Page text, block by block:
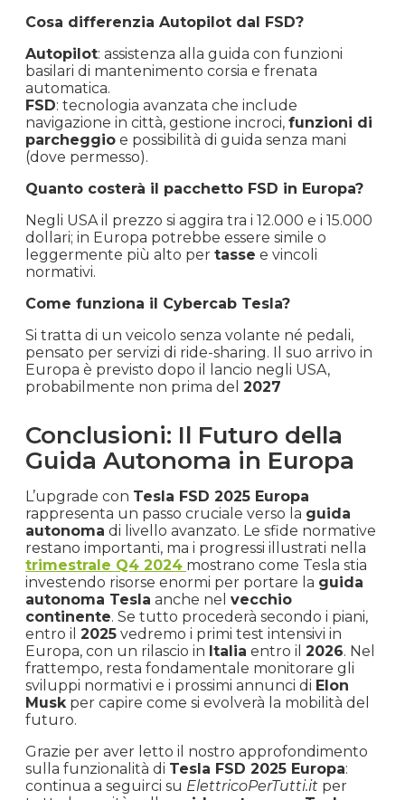
Cosa differenzia Autopilot dal FSD?
Autopilot: assistenza alla guida con funzioni
basilari di mantenimento corsia e frenata
automatica.
FSD: tecnologia avanzata che include
navigazione in città, gestione incroci, funzioni di
parcheggio e possibilità di guida senza mani
(dove permesso).
Quanto costerà il pacchetto FSD in Europa?
Negli USA il prezzo si aggira tra i 12.000 e i 15.000
dollari; in Europa potrebbe essere simile o
leggermente più alto per tasse e vincoli
normativi.
Come funziona il Cybercab Tesla?
Si tratta di un veicolo senza volante né pedali,
pensato per servizi di ride-sharing. Il suo arrivo in
Europa è previsto dopo il lancio negli USA,
probabilmente non prima del 2027
Conclusioni: Il Futuro della
Guida Autonoma in Europa
L’upgrade con Tesla FSD 2025 Europa
rappresenta un passo cruciale verso la guida
autonoma di livello avanzato. Le sfide normative
restano importanti, ma i progressi illustrati nella
trimestrale Q4 2024 mostrano come Tesla stia
investendo risorse enormi per portare la guida
autonoma Tesla anche nel vecchio
continente. Se tutto procederà secondo i piani,
entro il 2025 vedremo i primi test intensivi in
Europa, con un rilascio in Italia entro il 2026. Nel
frattempo, resta fondamentale monitorare gli
sviluppi normativi e i prossimi annunci di Elon
Musk per capire come si evolverà la mobilità del
futuro.
Grazie per aver letto il nostro approfondimento
sulla funzionalità di Tesla FSD 2025 Europa:
continua a seguirci su ElettricoPerTutti.it per